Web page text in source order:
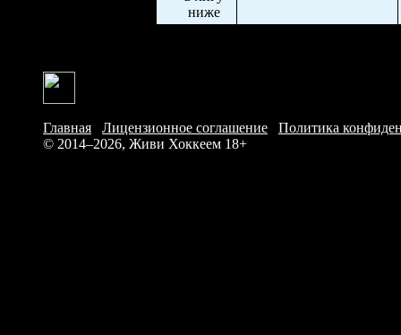
Главная Лицензионное соглашение
Политика
© 2014–2026, Живи Хоккеем 18+